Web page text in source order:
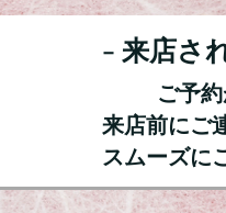
- 来店さ
ご予
来店前にご
スムーズに